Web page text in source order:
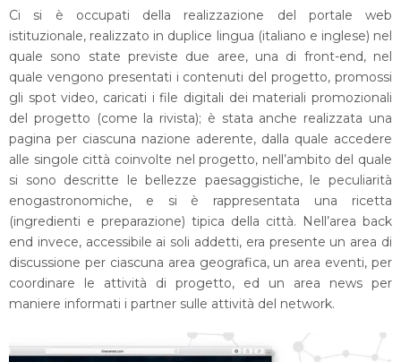
Ci si è occupati della realizzazione del portale web
istituzionale, realizzato in duplice lingua (italiano e inglese) nel
quale sono state previste due aree, una di front-end, nel
quale vengono presentati i contenuti del progetto, promossi
gli spot video, caricati i file digitali dei materiali promozionali
del progetto (come la rivista); è stata anche realizzata una
pagina per ciascuna nazione aderente, dalla quale accedere
alle singole città coinvolte nel progetto, nell’ambito del quale
si sono descritte le bellezze paesaggistiche, le peculiarità
enogastronomiche, e si è rappresentata una ricetta
(ingredienti e preparazione) tipica della città. Nell’area back
end invece, accessibile ai soli addetti, era presente un area di
discussione per ciascuna area geografica, un area eventi, per
coordinare le attività di progetto, ed un area news per
maniere informati i partner sulle attività del network.